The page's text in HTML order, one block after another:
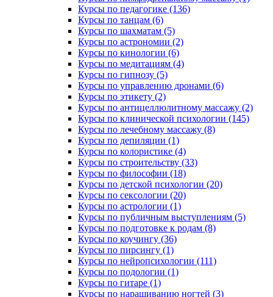
Курсы по педагогике (136)
Курсы по танцам (6)
Курсы по шахматам (5)
Курсы по астрономии (2)
Курсы по кинологии (6)
Курсы по медитациям (4)
Курсы по гипнозу (5)
Курсы по управлению дронами (6)
Курсы по этикету (2)
Курсы по антицеллюлитному массажу (2)
Курсы по клинической психологии (145)
Курсы по лечебному массажу (8)
Курсы по депиляции (1)
Курсы по колористике (4)
Курсы по строительству (33)
Курсы по философии (18)
Курсы по детской психологии (20)
Курсы по сексологии (20)
Курсы по астрологии (1)
Курсы по публичным выступлениям (5)
Курсы по подготовке к родам (8)
Курсы по коучингу (36)
Курсы по пирсингу (1)
Курсы по нейропсихологии (111)
Курсы по подологии (1)
Курсы по гитаре (1)
Курсы по наращиванию ногтей (3)